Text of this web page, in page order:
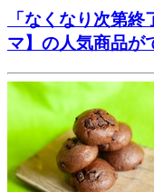
「なくなり次第
マ】の人気商品が